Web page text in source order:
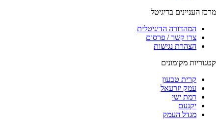
מרכז העניינים בדיגיטל
המהדורה הדיגיטלית
צרו קשר / פרסום
הצהרת נגישות
קטגוריות מקומונים
קרית טבעון
עמק יזרעאל
רמת ישי
יקנעם
מגדל העמק